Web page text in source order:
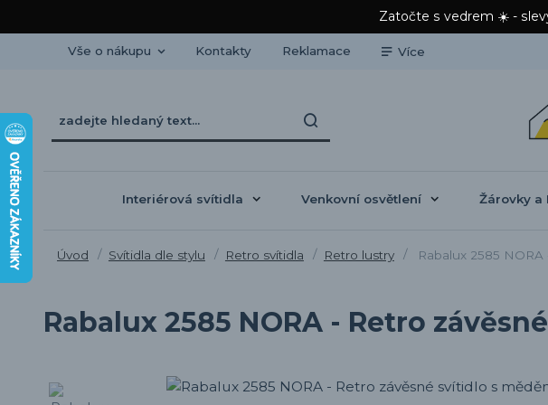
Zatočte s vedrem ☀️ -
Vše o nákupu Kontakty Reklamace Více
Interiérová svítidla Venkovní osvětlení Žárovky a
Úvod Svítidla dle stylu Retro svítidla Retro lustry Rabalux 2585
Rabalux 2585 NORA - Retro